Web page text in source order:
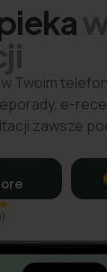
Twoim
e-
zawsze
)